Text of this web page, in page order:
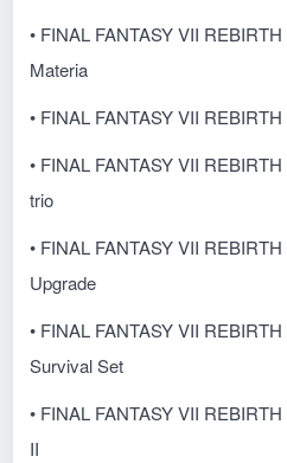
• FINAL FANTASY VII
Materia
• FINAL FANTASY VII
• FINAL FANTASY VII
trio
• FINAL FANTASY VII
Upgrade
• FINAL FANTASY VII
Survival Set
• FINAL FANTASY VII
II